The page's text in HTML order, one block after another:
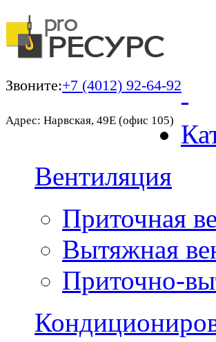
Звоните:+7 (4012) 92-64-92
Адрес: Нарвская, 49Е (офис 105)
Вентиляция
Приточная
Вытяжная
Приточно-